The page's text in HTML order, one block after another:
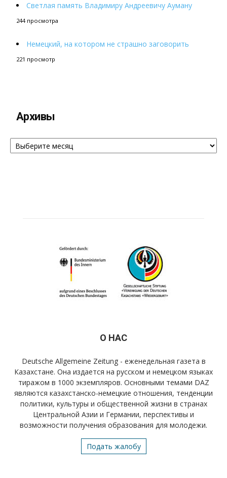
Светлая память Владимиру Андреевичу Ауману
244 просмотра
Немецкий, на котором не страшно заговорить
221 просмотр
Архивы
Архивы
О НАС
Deutsche Allgemeine Zeitung - еженедельная газета в
Казахстане. Она издается на русском и немецком языках
тиражом в 1000 экземпляров. Основными темами DAZ
являются казахстанско-немецкие отношения, тенденции
политики, культуры и общественной жизни в странах
Центральной Азии и Германии, перспективы и
возможности получения образования для молодежи.
Подать жалобу